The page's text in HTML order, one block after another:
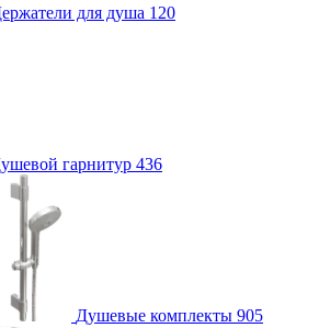
для душа 120
гарнитур 436
Душевые комплекты 905